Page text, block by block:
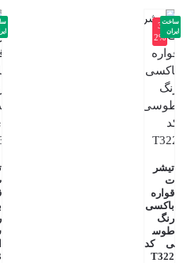
-3
2%
تیشر
ت
قواره
باکسی
رنگ
طوس
ی کد
T322
ساخت
ایران